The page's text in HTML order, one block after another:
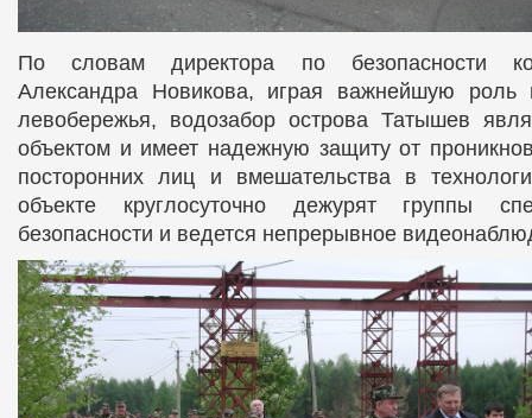
По словам директора по безопасности
Александра Новикова, играя важнейшую роль
левобережья, водозабор острова Татышев
объектом и имеет надежную защиту от
посторонних лиц и вмешательства в
объекте круглосуточно дежурят группы
безопасности и ведется непрерывное